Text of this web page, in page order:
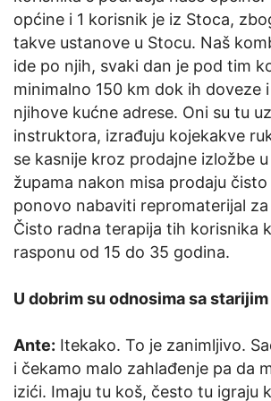
općine i 1 korisnik je iz Stoca,
takve ustanove u Stocu. Naš
ide po njih, svaki dan je pod tim
minimalno 150 km dok ih doveze
njihove kućne adrese. Oni su tu
instruktora, izrađuju kojekakve
se kasnije kroz prodajne izložbe
župama nakon misa prodaju
ponovo nabaviti repromaterijal
Čisto radna terapija tih korisnika
rasponu od 15 do 35 godina.
U dobrim su odnosima sa
Ante: Itekako. To je zanimljivo.
i čekamo malo zahlađenje pa da
izići. Imaju tu koš, često tu igraju